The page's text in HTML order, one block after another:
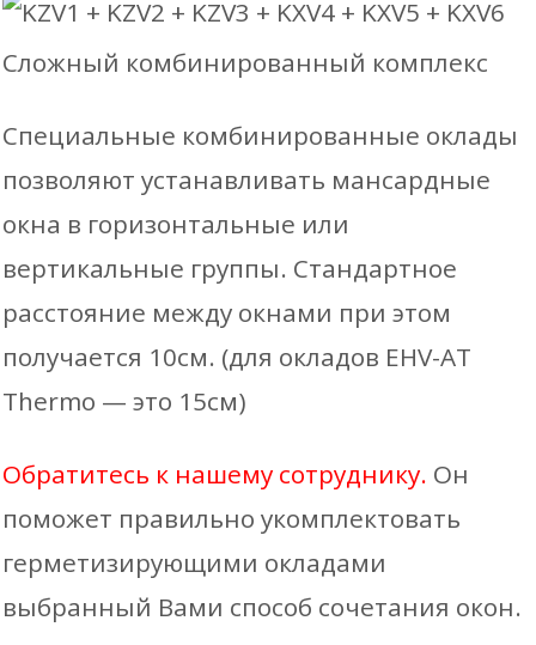
Сложный комбинированный комплекс
Специальные комбинированные оклады
позволяют устанавливать мансардные
окна в горизонтальные или
вертикальные группы. Стандартное
расстояние между окнами при этом
получается 10см. (для окладов EHV-AT
Thermo — это 15см)
Обратитесь к нашему сотруднику. Он
поможет правильно укомплектовать
герметизирующими окладами
выбранный Вами способ сочетания окон.